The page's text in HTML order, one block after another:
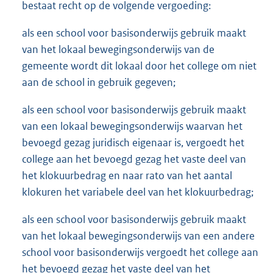
bestaat recht op de volgende vergoeding:
als een school voor basisonderwijs gebruik maakt
van het lokaal bewegingsonderwijs van de
gemeente wordt dit lokaal door het college om niet
aan de school in gebruik gegeven;
als een school voor basisonderwijs gebruik maakt
van een lokaal bewegingsonderwijs waarvan het
bevoegd gezag juridisch eigenaar is, vergoedt het
college aan het bevoegd gezag het vaste deel van
het klokuurbedrag en naar rato van het aantal
klokuren het variabele deel van het klokuurbedrag;
als een school voor basisonderwijs gebruik maakt
van het lokaal bewegingsonderwijs van een andere
school voor basisonderwijs vergoedt het college aan
het bevoegd gezag het vaste deel van het